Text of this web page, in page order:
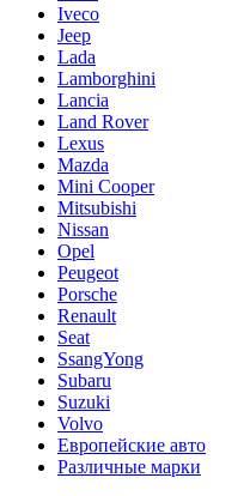
Iveco
Jeep
Lada
Lamborghini
Lancia
Land Rover
Lexus
Mazda
Mini Cooper
Mitsubishi
Nissan
Opel
Peugeot
Porsche
Renault
Seat
SsangYong
Subaru
Suzuki
Volvo
Европейские авто
Различные марки